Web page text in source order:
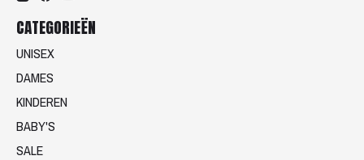
CATEGORIEËN
UNISEX
DAMES
KINDEREN
BABY'S
SALE